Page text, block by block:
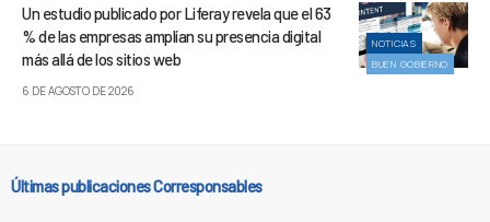
NOTICIAS
BUEN GOBIERNO
Un estudio publicado por Liferay revela que el 63
% de las empresas amplían su presencia digital
más allá de los sitios web
6 DE AGOSTO DE 2026
Últimas publicaciones Corresponsables